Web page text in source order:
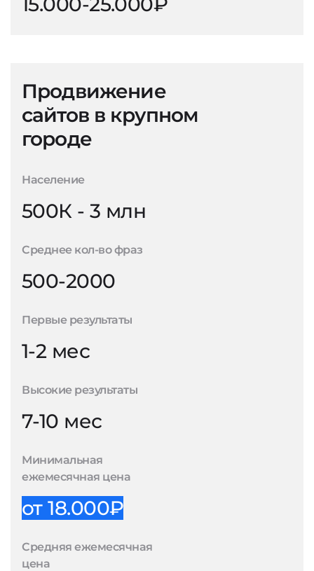
Продвижение
сайтов в крупном
городе
Население
500К - 3 млн
Среднее кол-во фраз
500-2000
Первые результаты
1-2 мес
Высокие результаты
7-10 мес
Минимальная
ежемесячная цена
от 18.000₽
Средняя ежемесячная
цена